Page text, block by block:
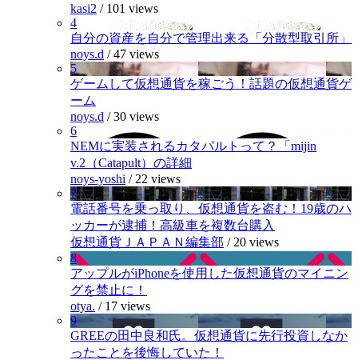
kasi2 / 101 views
4
自分の資産を自分で管理出来る「分散型取引所」
noys.d /47 views
5
ゲームして仮想通貨を稼ごう！話題の仮想通貨ゲ
ーム
noys.d /30 views
6
NEMに実装されるカタパルトって？「mijin
v.2（Catapult）の詳細
noys-yoshi / 22 views
7
電話番号を乗っ取り、仮想通貨を盗む！19歳のハ
ッカーが逮捕！高級車を複数台購入
仮想通貨ＪＡＰＡＮ編集部 / 20 views
8
アップルがiPhoneを使用した仮想通貨のマイニン
グを禁止に！
otya. / 17 views
9
GREEの田中良和氏。仮想通貨に先行投資しなか
ったことを後悔していた！